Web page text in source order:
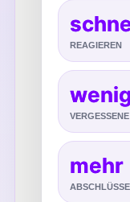
REAGIEREN
mehr
ABSCHLÜSSE